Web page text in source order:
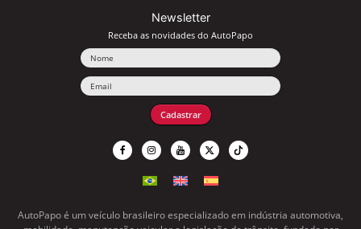
Newsletter
Receba as novidades do AutoPapo
Cadastrar
AutoPapo é um veículo brasileiro especializado em indústria automotiva,